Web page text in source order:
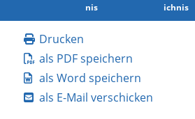
nis
ichnis
Drucken
als PDF speichern
als Word speichern
als E-Mail verschicken